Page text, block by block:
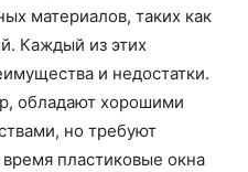
материалов, таких как
Каждый из этих
и недостатки.
обладают хорошими
но требуют
пластиковые окна